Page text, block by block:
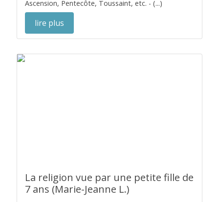
Ascension, Pentecôte, Toussaint, etc. - (...)
lire plus
La religion vue par une petite fille de
7 ans (Marie-Jeanne L.)